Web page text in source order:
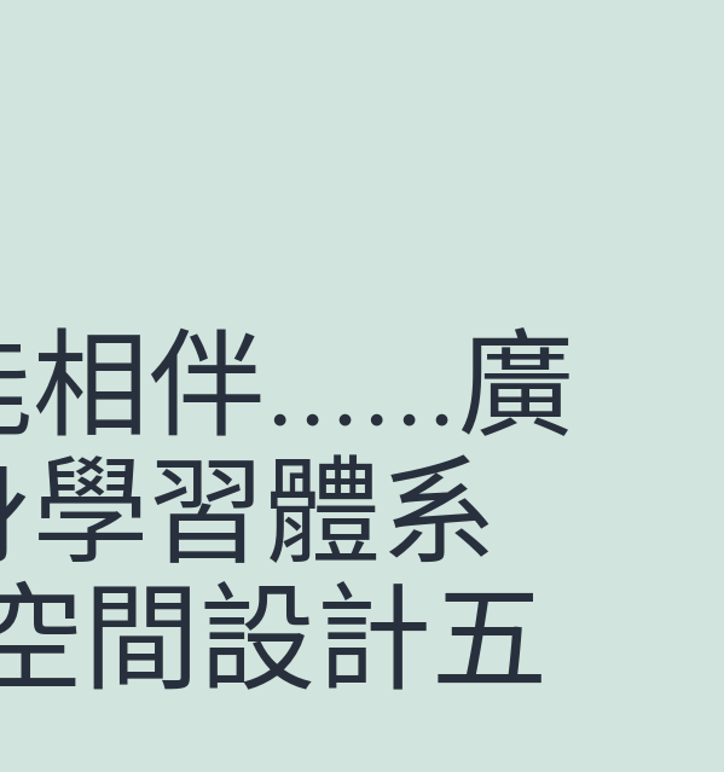
相伴……廣
習體系
間設計五